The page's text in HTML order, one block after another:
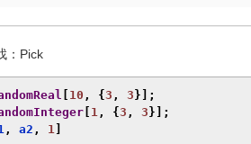
：Pick
10 , { 3 , 3 }];
1 , { 3 , 3 }];
, a2 , 1